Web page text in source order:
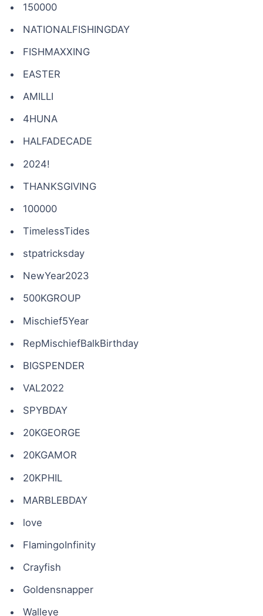
150000
NATIONALFISHINGDAY
FISHMAXXING
EASTER
AMILLI
4HUNA
HALFADECADE
2024!
THANKSGIVING
100000
TimelessTides
stpatricksday
NewYear2023
500KGROUP
Mischief5Year
RepMischiefBalkBirthday
BIGSPENDER
VAL2022
SPYBDAY
20KGEORGE
20KGAMOR
20KPHIL
MARBLEBDAY
love
FlamingoInfinity
Crayfish
Goldensnapper
Walleye